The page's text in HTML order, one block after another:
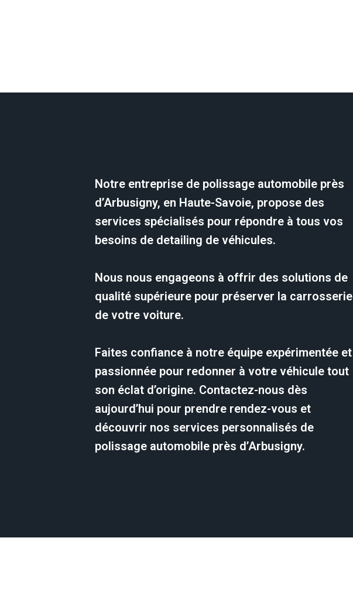
Notre entreprise de polissage automobile près
d’Arbusigny, en Haute-Savoie, propose des
services spécialisés pour répondre à tous vos
besoins de detailing de véhicules.
Nous nous engageons à offrir des solutions de
qualité supérieure pour préserver la carrosserie
de votre voiture.
Faites confiance à notre équipe expérimentée et
passionnée pour redonner à votre véhicule tout
son éclat d’origine. Contactez-nous dès
aujourd’hui pour prendre rendez-vous et
découvrir nos services personnalisés de
polissage automobile près d’Arbusigny.